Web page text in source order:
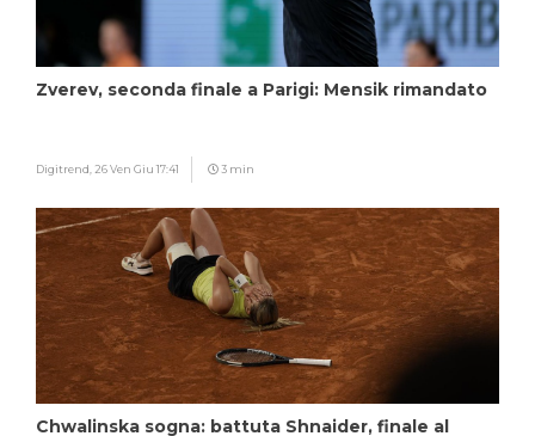
Zverev, seconda finale a Parigi: Mensik rimandato
Digitrend, 26 Ven Giu 17:41 3 min
Chwalinska sogna: battuta Shnaider, finale al